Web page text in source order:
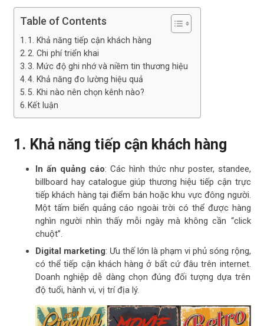
Table of Contents
1. Khả năng tiếp cận khách hàng
2. Chi phí triển khai
3. Mức độ ghi nhớ và niềm tin thương hiệu
4. Khả năng đo lường hiệu quả
5. Khi nào nên chọn kênh nào?
Kết luận
1. Khả năng tiếp cận khách hàng
In ấn quảng cáo: Các hình thức như poster, standee,
billboard hay catalogue giúp thương hiệu tiếp cận trực
tiếp khách hàng tại điểm bán hoặc khu vực đông người.
Một tấm biển quảng cáo ngoài trời có thể được hàng
nghìn người nhìn thấy mỗi ngày mà không cần “click
chuột”.
Digital marketing: Ưu thế lớn là phạm vi phủ sóng rộng,
có thể tiếp cận khách hàng ở bất cứ đâu trên internet.
Doanh nghiệp dễ dàng chọn đúng đối tượng dựa trên
độ tuổi, hành vi, vị trí địa lý.